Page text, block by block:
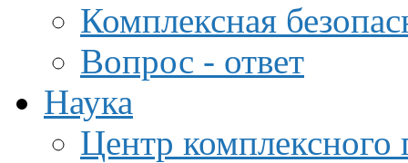
Комплексная
Вопрос - ответ
Наука
Центр